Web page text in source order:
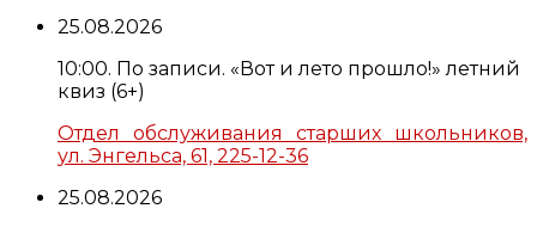
25.08.2026
10:00. По записи. «Вот и лето прошло!» летний
квиз (6+)
Отдел обслуживания старших школьников,
ул. Энгельса, 61, 225-12-36
25.08.2026